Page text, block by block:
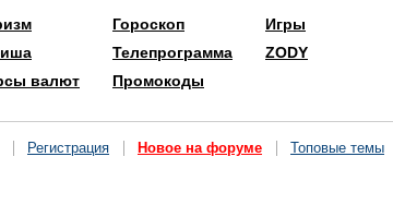
валют
Гороскоп
Телепрограмма
Промокоды
Игры
ZODY
Регистрация Новое на форуме Топовые темы